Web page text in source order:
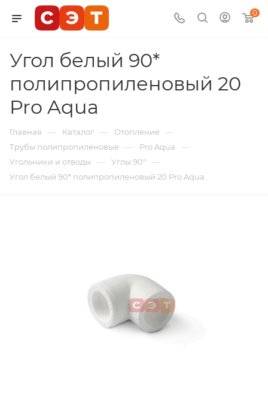
0
Угол белый 90*
полипропиленовый 20
Pro Aqua
Главная — Каталог — Отопление —
Трубы полипропиленовые — Pro Aqua —
Угольники и отводы — Углы 90° —
Угол белый 90* полипропиленовый 20 Pro Aqua